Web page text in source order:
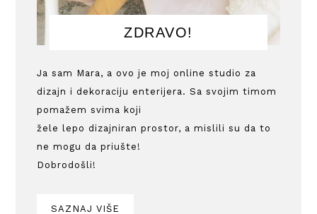
ZDRAVO!
Ja sam Mara, a ovo je moj online studio za
dizajn i dekoraciju enterijera. Sa svojim timom
pomažem svima koji
žele lepo dizajniran prostor, a mislili su da to
ne mogu da priušte!
Dobrodošli!
SAZNAJ VIŠE